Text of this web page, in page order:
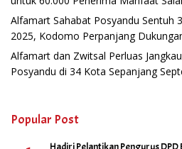
Alfamart Sahabat Posyandu Sentuh
2025, Kodomo Perpanjang
Alfamart dan Zwitsal Perluas
Posyandu di 34 Kota Sepanjang
Popular Post
Hadiri Pelantikan Pengurus DPD